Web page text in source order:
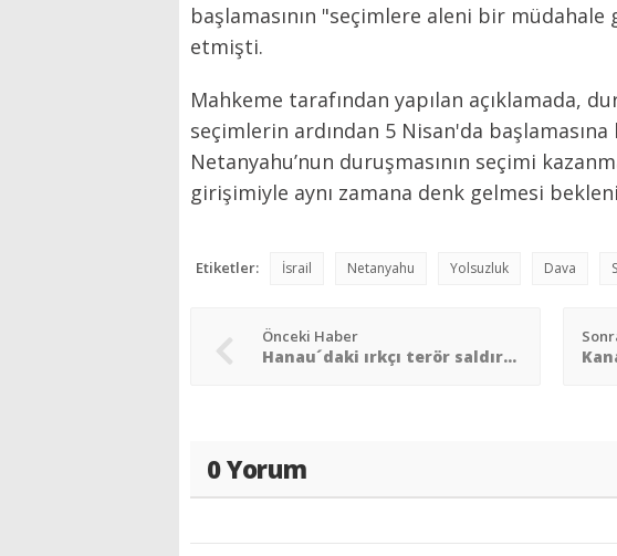
başlamasının "seçimlere aleni bir
etmişti.
Mahkeme tarafından yapılan açıklamada,
seçimlerin ardından 5 Nisan'da
Netanyahu’nun duruşmasının seçimi
girişimiyle aynı zamana denk gelmesi
Etiketler: İsrail Netanyahu Yolsuzluk Dava
Önceki Haber
Hanau´daki ırkçı terör saldırısı yıldönümünde anıldı
0 Yorum